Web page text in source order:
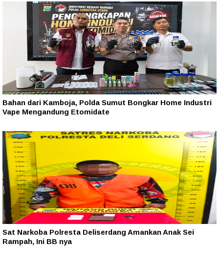
Bahan dari Kamboja, Polda Sumut Bongkar Home Industri
Vape Mengandung Etomidate
Sat Narkoba Polresta Deliserdang Amankan Anak Sei
Rampah, Ini BB nya